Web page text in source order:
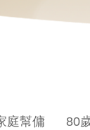
庭幫傭 80